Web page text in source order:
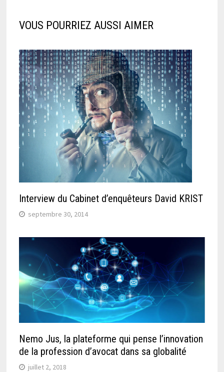
VOUS POURRIEZ AUSSI AIMER
Interview du Cabinet d’enquêteurs David KRIST
septembre 30, 2014
Nemo Jus, la plateforme qui pense l’innovation
de la profession d’avocat dans sa globalité
juillet 2, 2018